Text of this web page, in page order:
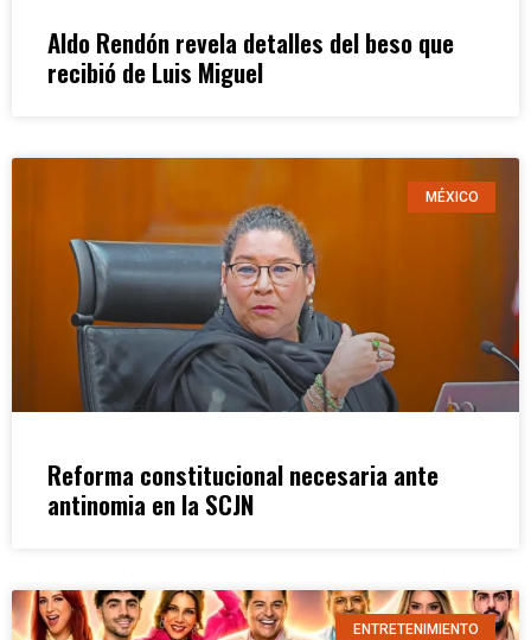
Aldo Rendón revela detalles del beso que
recibió de Luis Miguel
MÉXICO
Reforma constitucional necesaria ante
antinomia en la SCJN
ENTRETENIMIENTO